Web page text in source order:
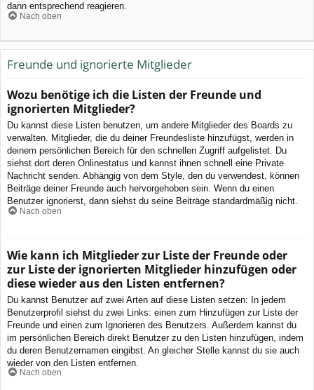
dann entsprechend reagieren.
Nach oben
Freunde und ignorierte Mitglieder
Wozu benötige ich die Listen der Freunde und
ignorierten Mitglieder?
Du kannst diese Listen benutzen, um andere Mitglieder des Boards zu
verwalten. Mitglieder, die du deiner Freundesliste hinzufügst, werden in
deinem persönlichen Bereich für den schnellen Zugriff aufgelistet. Du
siehst dort deren Onlinestatus und kannst ihnen schnell eine Private
Nachricht senden. Abhängig von dem Style, den du verwendest, können
Beiträge deiner Freunde auch hervorgehoben sein. Wenn du einen
Benutzer ignorierst, dann siehst du seine Beiträge standardmäßig nicht.
Nach oben
Wie kann ich Mitglieder zur Liste der Freunde oder
zur Liste der ignorierten Mitglieder hinzufügen oder
diese wieder aus den Listen entfernen?
Du kannst Benutzer auf zwei Arten auf diese Listen setzen: In jedem
Benutzerprofil siehst du zwei Links: einen zum Hinzufügen zur Liste der
Freunde und einen zum Ignorieren des Benutzers. Außerdem kannst du
im persönlichen Bereich direkt Benutzer zu den Listen hinzufügen, indem
du deren Benutzernamen eingibst. An gleicher Stelle kannst du sie auch
wieder von den Listen entfernen.
Nach oben